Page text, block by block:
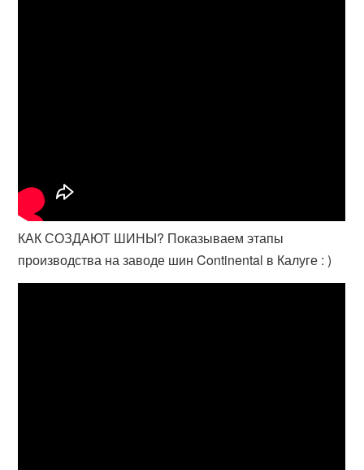
КАК СОЗДАЮТ ШИНЫ? Показываем этапы
производства на заводе шин Continental в Калуге : )